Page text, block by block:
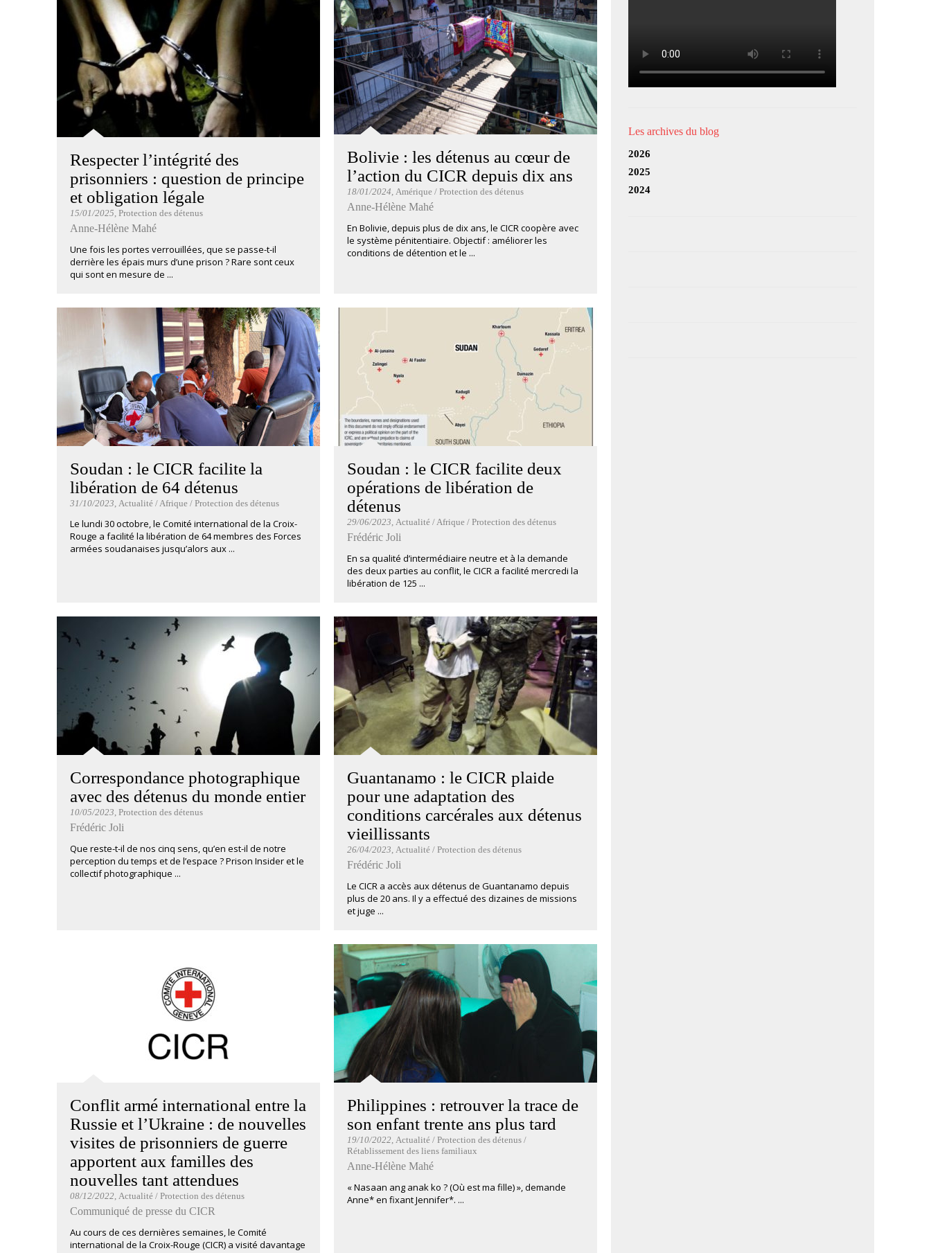
Respecter l’intégrité des
prisonniers : question de principe
et obligation légale
15/01/2025 , Protection des détenus
Anne-Hélène Mahé
Une fois les portes verrouillées, que se passe-t-il
derrière les épais murs d’une prison ? Rare sont ceux
qui sont en mesure de ...
Bolivie : les détenus au cœur de
l’action du CICR depuis dix ans
18/01/2024, Amérique / Protection des détenus
Anne-Hélène Mahé
En Bolivie, depuis plus de dix ans, le CICR coopère avec
le système pénitentiaire. Objectif : améliorer les
conditions de détention et le ...
Soudan : le CICR facilite la
libération de 64 détenus
31/10/2023 , Actualité / Afrique / Protection des détenus
Le lundi 30 octobre, le Comité international de la Croix-
Rouge a facilité la libération de 64 membres des Forces
armées soudanaises jusqu’alors aux ...
Soudan : le CICR facilite deux
opérations de libération de
détenus
29/06/2023 , Actualité / Afrique / Protection des détenus
Frédéric Joli
En sa qualité d’intermédiaire neutre et à la demande
des deux parties au conflit, le CICR a facilité mercredi la
libération de 125 ...
Correspondance photographique
avec des détenus du monde entier
10/05/2023 , Protection des détenus
Frédéric Joli
Que reste-t-il de nos cinq sens, qu’en est-il de notre
perception du temps et de l’espace ? Prison Insider et le
collectif photographique ...
Guantanamo : le CICR plaide
pour une adaptation des
conditions carcérales aux détenus
vieillissants
26/04/2023 , Actualité / Protection des détenus
Frédéric Joli
Le CICR a accès aux détenus de Guantanamo depuis
plus de 20 ans. Il y a effectué des dizaines de missions
et juge ...
Conflit armé international entre la
Russie et l’Ukraine : de nouvelles
visites de prisonniers de guerre
apportent aux familles des
nouvelles tant attendues
08/12/2022 , Actualité / Protection des détenus
Communiqué de presse du CICR
Au cours de ces dernières semaines, le Comité
international de la Croix-Rouge (CICR) a visité davantage
Philippines : retrouver la trace de
son enfant trente ans plus tard
19/10/2022 , Actualité / Protection des détenus /
Rétablissement des liens familiaux
Anne-Hélène Mahé
« Nasaan ang anak ko ? (Où est ma fille) », demande
Anne* en fixant Jennifer*. ...
Les archives du blog
2026
2025
2024